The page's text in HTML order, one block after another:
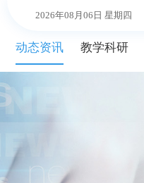
2026年08月06日 星期四
动态资讯 教学科研